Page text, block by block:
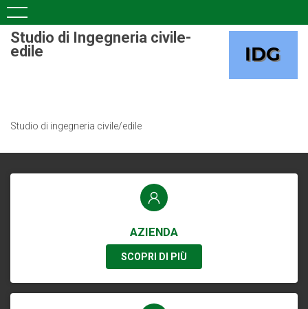
Studio di Ingegneria civile-
edile
Studio di ingegneria civile/edile
AZIENDA
SCOPRI DI PIÙ